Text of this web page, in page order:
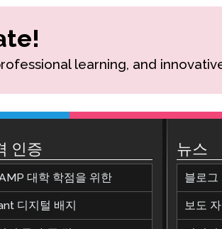
청
learning, and
인증
대학 학점을 위한
디지털 배지
뉴스
블로그
보도